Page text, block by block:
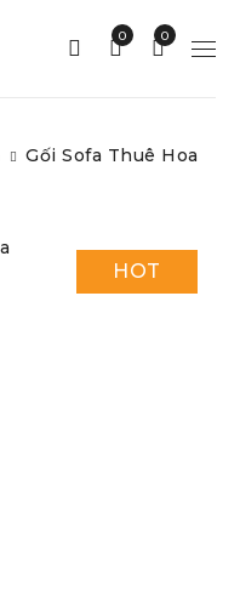
0
0
Gối Sofa Thuê Hoa
HOT